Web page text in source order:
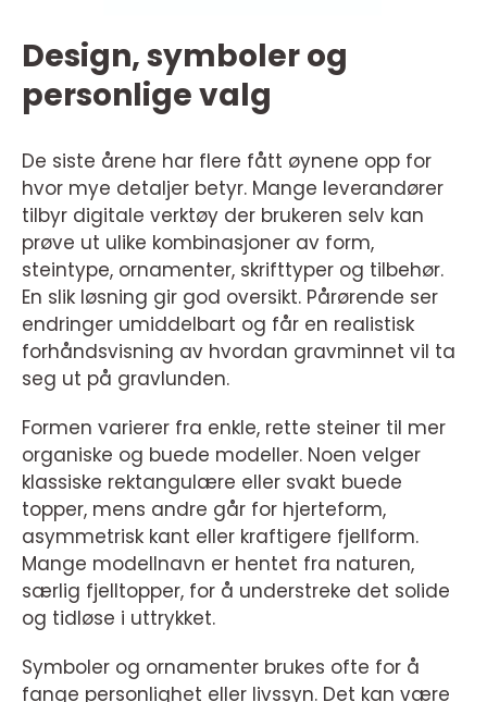
Design, symboler og
personlige valg
De siste årene har flere fått øynene opp for
hvor mye detaljer betyr. Mange leverandører
tilbyr digitale verktøy der brukeren selv kan
prøve ut ulike kombinasjoner av form,
steintype, ornamenter, skrifttyper og tilbehør.
En slik løsning gir god oversikt. Pårørende ser
endringer umiddelbart og får en realistisk
forhåndsvisning av hvordan gravminnet vil ta
seg ut på gravlunden.
Formen varierer fra enkle, rette steiner til mer
organiske og buede modeller. Noen velger
klassiske rektangulære eller svakt buede
topper, mens andre går for hjerteform,
asymmetrisk kant eller kraftigere fjellform.
Mange modellnavn er hentet fra naturen,
særlig fjelltopper, for å understreke det solide
og tidløse i uttrykket.
Symboler og ornamenter brukes ofte for å
fange personlighet eller livssyn. Det kan være